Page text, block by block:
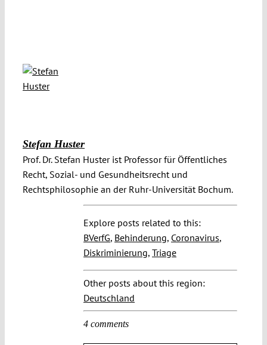
Stefan Huster
Prof. Dr. Stefan Huster ist Professor für Öffentliches
Recht, Sozial- und Gesundheitsrecht und
Rechtsphilosophie an der Ruhr-Universität Bochum.
Explore posts related to this:
BVerfG, Behinderung, Coronavirus,
Diskriminierung, Triage
Other posts about this region:
Deutschland
4 comments